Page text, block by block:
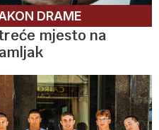
DRAME
mjesto na